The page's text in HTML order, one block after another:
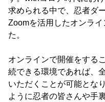
求められる中で、忍者ダ
Zoomを活用したオンラ
た。
オンラインで開催をする
続できる環境であれば、
いただくことが可能とな
ように忍者の皆さんや手